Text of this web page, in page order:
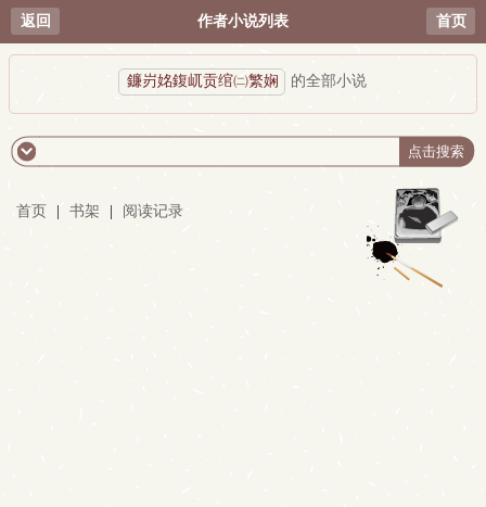
返回 作者小说列表 首页
鐮岃姳鍑屼贡绾㈡繁娴 的全部小说
首页 书架 阅读记录